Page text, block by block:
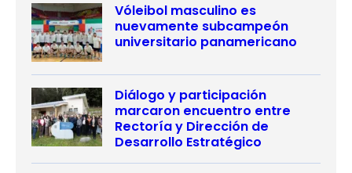
Vóleibol masculino es
nuevamente subcampeón
universitario panamericano
Diálogo y participación
marcaron encuentro entre
Rectoría y Dirección de
Desarrollo Estratégico